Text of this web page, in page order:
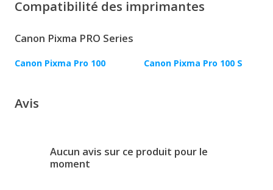
Compatibilité des imprimantes
Canon Pixma PRO Series
Canon Pixma Pro 100 Canon Pixma Pro 100 S
Avis
Aucun avis sur ce produit pour le
moment